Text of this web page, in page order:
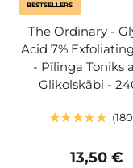
BESTSELLERS
The Ordinary -
Acid 7%
- Pīlinga Toniks
Glikolskābi -
13,50 €